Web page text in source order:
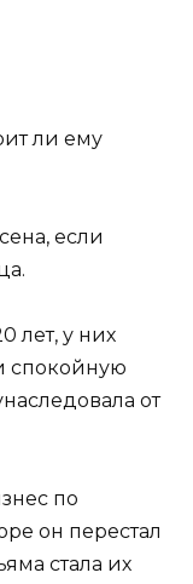
ли ему
если
лет, у них
спокойную
от
по
он перестал
стала их